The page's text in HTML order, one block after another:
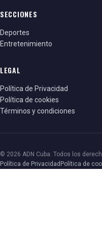
SECCIONES
Deportes
Entretenimiento
LEGAL
Política de Privacidad
Política de cookies
Términos y condiciones
© 2026 ADN Cuba. Todos los
Política de Privacidad Política de